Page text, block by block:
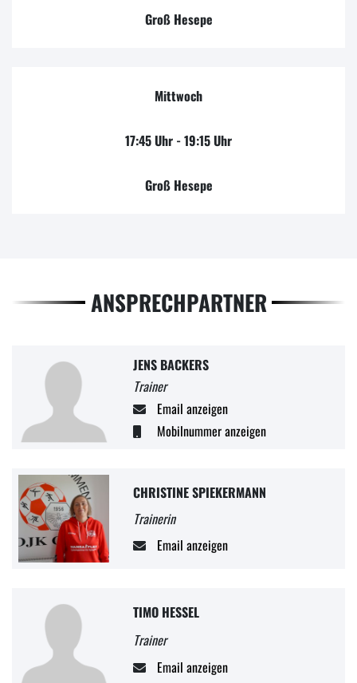
Groß Hesepe
Mittwoch
17:45 Uhr - 19:15 Uhr
Groß Hesepe
ANSPRECHPARTNER
JENS BACKERS
Trainer
Email anzeigen
Mobilnummer anzeigen
CHRISTINE SPIEKERMANN
Trainerin
Email anzeigen
TIMO HESSEL
Trainer
Email anzeigen